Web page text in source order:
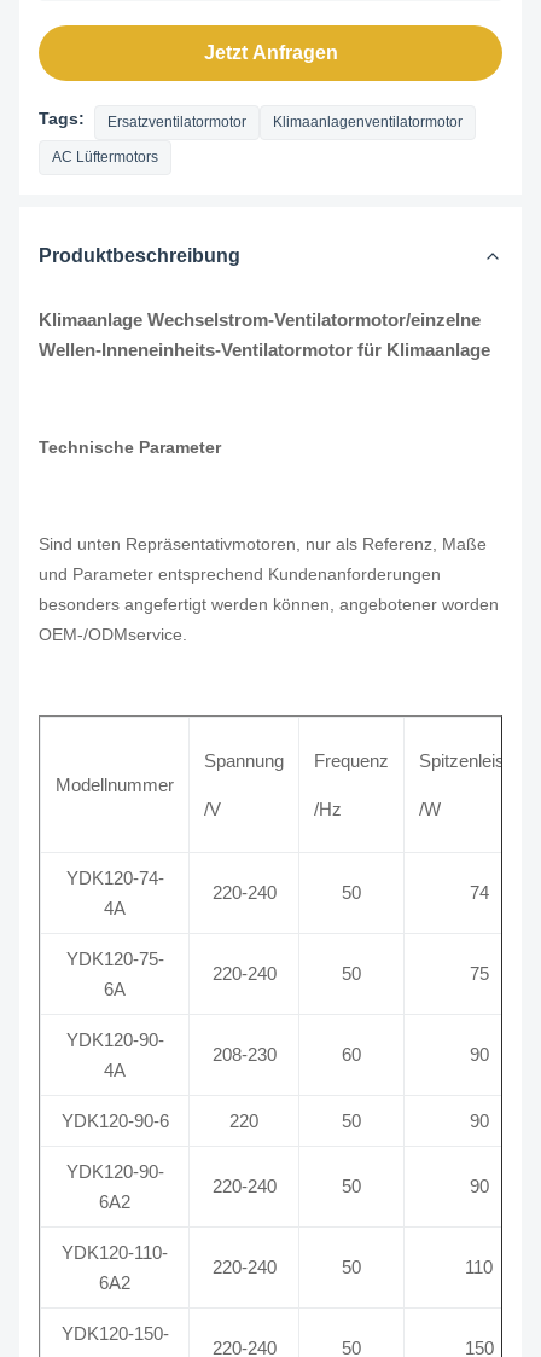
Jetzt Anfragen
Tags: Ersatzventilatormotor Klimaanlagenventilatormotor
AC Lüftermotors
Produktbeschreibung
Klimaanlage Wechselstrom-Ventilatormotor/einzelne
Wellen-Inneneinheits-Ventilatormotor für Klimaanlage
Technische Parameter
Sind unten Repräsentativmotoren, nur als Referenz, Maße
und Parameter entsprechend Kundenanforderungen
besonders angefertigt werden können, angebotener worden
OEM-/ODMservice.
Modellnummer
Spannung
/V
Frequenz
/Hz
Spitzenleistung
/W
YDK120-74-
4A
220-240 50 74
YDK120-75-
6A
220-240 50 75
YDK120-90-
4A
208-230 60 90
YDK120-90-6 220 50 90
YDK120-90-
6A2
220-240 50 90
YDK120-110-
6A2
220-240 50 110
YDK120-150-
220-240 50 150